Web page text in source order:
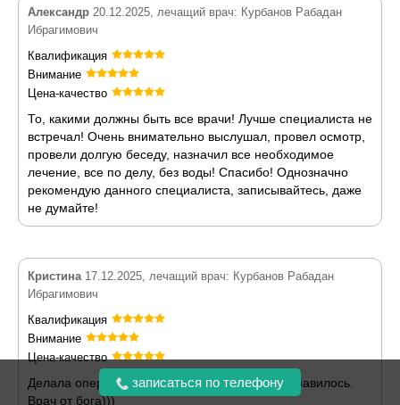
Александр 20.12.2025, лечащий врач: Курбанов Рабадан
Ибрагимович
Квалификация
Внимание
Цена-качество
То, какими должны быть все врачи! Лучше специалиста не
встречал! Очень внимательно выслушал, провел осмотр,
провели долгую беседу, назначил все необходимое
лечение, все по делу, без воды! Спасибо! Однозначно
рекомендую данного специалиста, записывайтесь, даже
не думайте!
Кристина17.12.2025, лечащий врач: Курбанов Рабадан
Ибрагимович
Квалификация
Внимание
Цена-качество
Делала операцию у Рабадана, всё очень понравилось.
Врач от бога)))
записаться по телефону